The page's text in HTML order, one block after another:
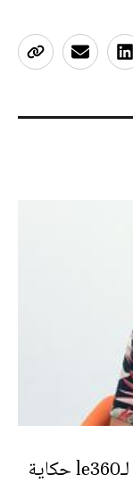
بالفيديو: الباحث أمين الكوهن يروي لـle360 حكاية